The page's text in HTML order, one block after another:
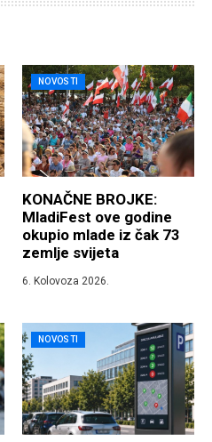
NOVOSTI
KONAČNE BROJKE:
MladiFest ove godine
okupio mlade iz čak 73
zemlje svijeta
6. Kolovoza 2026.
NOVOSTI